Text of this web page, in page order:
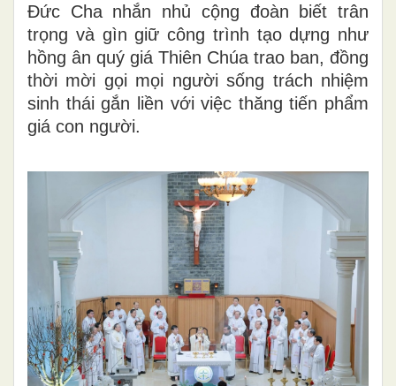
Đức Cha nhắn nhủ cộng đoàn biết trân
trọng và gìn giữ công trình tạo dựng như
hồng ân quý giá Thiên Chúa trao ban, đồng
thời mời gọi mọi người sống trách nhiệm
sinh thái gắn liền với việc thăng tiến phẩm
giá con người.